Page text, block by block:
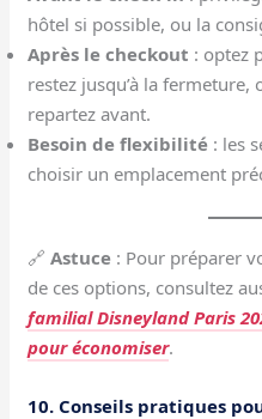
hôtel si possible, ou la
Après le checkout : optez
restez jusqu’à la
repartez avant.
Besoin de flexibilité : les
choisir un emplacement
🔗Astuce : Pour préparer
de ces options, consultez
familial Disneyland Paris
pour économiser.
10. Conseils pratiques